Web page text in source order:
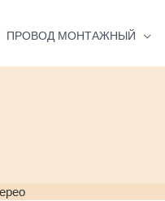
ПРОВОД МОНТАЖНЫЙ